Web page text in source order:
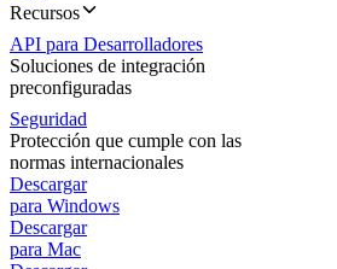
Recursos
API para Desarrolladores
Soluciones de integración
preconfiguradas
Seguridad
Protección que cumple con las
normas internacionales
Descargar
para Windows
Descargar
para Mac